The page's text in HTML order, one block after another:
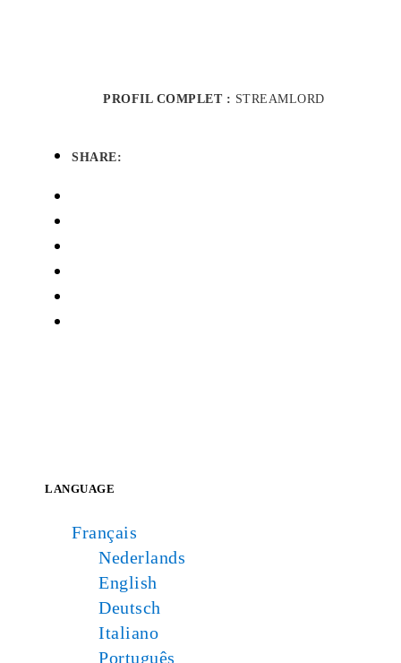
PROFIL COMPLET : STREAMLORD
SHARE:
LANGUAGE
Français
Nederlands
English
Deutsch
Italiano
Português